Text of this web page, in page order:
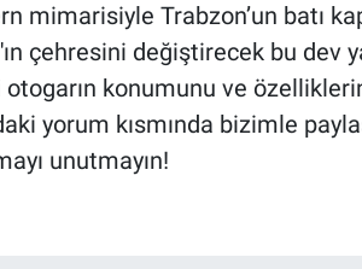
mimarisiyle Trabzon’un batı
çehresini değiştirecek bu dev
otogarın konumunu ve
yorum kısmında bizimle
unutmayın!